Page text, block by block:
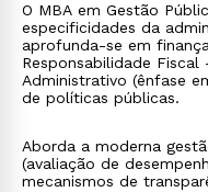
O MBA em Gestão
especificidades da
aprofunda-se em
Responsabilidade Fiscal
Administrativo (ênfase
de políticas públicas.
Aborda a moderna
(avaliação de
mecanismos de